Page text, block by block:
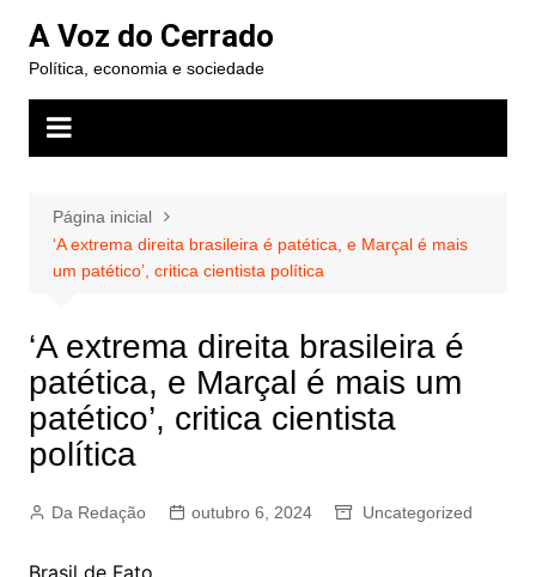
para
conteúdo
A Voz do Cerrado
Política, economia e sociedade
Página inicial
‘A extrema direita brasileira é patética, e Marçal é mais
um patético’, critica cientista política
‘A extrema direita brasileira é
patética, e Marçal é mais um
patético’, critica cientista
política
Da Redação outubro 6, 2024 Uncategorized
Brasil de Fato